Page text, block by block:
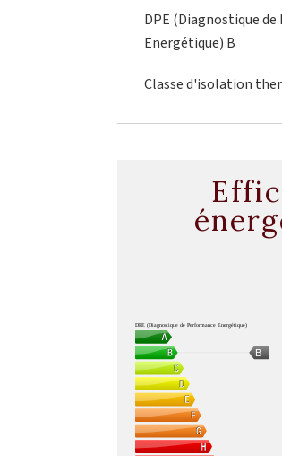
DPE (Diagnostique
Energétique) B
Classe d'isolation
B
DPE (Diagnostique de Performance Energétique)